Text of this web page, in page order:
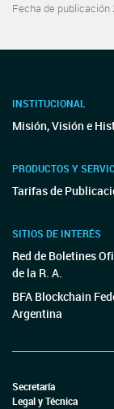
Fecha de
INSTITUCIONAL
Misión, Visión e
PRODUCTOS Y
Tarifas de
SITIOS DE INTERÉS
Red de Boletines
de la R. A.
BFA Blockchain
Argentina
Secretaría
Legal y Técnica